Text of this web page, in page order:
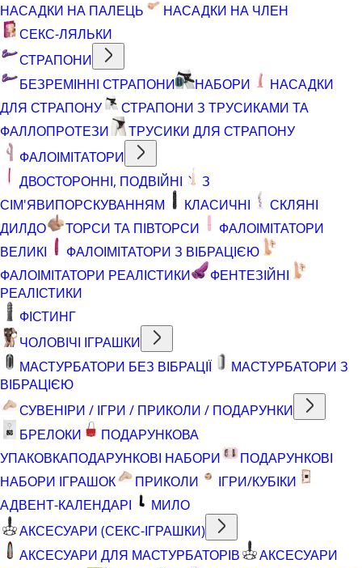
НАСАДКИ НА ПАЛЕЦЬ
НАСАДКИ НА ЧЛЕН
СЕКС-ЛЯЛЬКИ
СТРАПОНИ
БЕЗРЕМІННІ СТРАПОНИ
НАБОРИ
НАСАДКИ
ДЛЯ СТРАПОНУ
СТРАПОНИ З ТРУСИКАМИ ТА
ФАЛЛОПРОТЕЗИ
ТРУСИКИ ДЛЯ СТРАПОНУ
ФАЛОІМІТАТОРИ
ДВОСТОРОННІ, ПОДВІЙНІ
З
СІМ'ЯВИПОРСКУВАННЯМ
КЛАСИЧНІ
СКЛЯНІ
ДИЛДО
ТОРСИ ТА ПІВТОРСИ
ФАЛОІМІТАТОРИ
ВЕЛИКІ
ФАЛОІМІТАТОРИ З ВІБРАЦІЄЮ
ФАЛОІМІТАТОРИ РЕАЛІСТИКИ
ФЕНТЕЗІЙНІ
РЕАЛІСТИКИ
ФІСТИНГ
ЧОЛОВІЧІ ІГРАШКИ
МАСТУРБАТОРИ БЕЗ ВІБРАЦІЇ
МАСТУРБАТОРИ З
ВІБРАЦІЄЮ
СУВЕНІРИ / ІГРИ / ПРИКОЛИ / ПОДАРУНКИ
БРЕЛОКИ
ПОДАРУНКОВА
УПАКОВКАПОДАРУНКОВІ НАБОРИ
ПОДАРУНКОВІ
НАБОРИ ІГРАШОК
ПРИКОЛИ
ІГРИ/КУБІКИ
АДВЕНТ-КАЛЕНДАРІ
МИЛО
АКСЕСУАРИ (СЕКС-ІГРАШКИ)
АКСЕСУАРИ ДЛЯ МАСТУРБАТОРІВ
АКСЕСУАРИ